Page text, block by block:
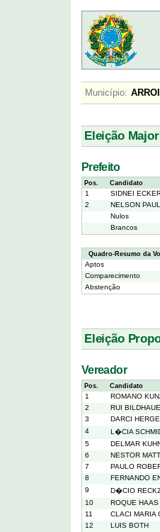
Município:
Eleição
Prefeito
Pos. Candidato
1
SIDNEI
2
NELSON
Nulos
Brancos
Quadro-Resumo da
Aptos
Comparecimento
Abstenção
Eleição
Vereador
Pos. Candidato
1
ROMANO
2
RUI
3
DARCI
4
L�CIA
5
DELMAR
6
NESTOR
7
PAULO
8
FERNANDO
9
D�CIO
10
ROQUE HAAS
11
CLACI MARIA
12
LUIS BOTH